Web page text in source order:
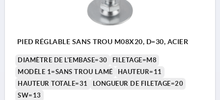
PIED RÉGLABLE SANS TROU M08X20, D=30, ACIER
DIAMÈTRE DE L'EMBASE=30
FILETAGE=M8
MODÈLE 1=SANS TROU LAMÉ
HAUTEUR=11
HAUTEUR TOTALE=31
LONGUEUR DE FILETAGE=20
SW=13